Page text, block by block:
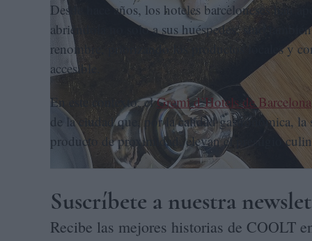
Desde hace años, los hoteles barceloneses han
abriéndola no solo a sus huéspedes, sino
renombre, priorizando los productos locales y
accesible.
En este contexto, elGremi d’Hotels de Barcelona
de la ciudad que, por la calidad gastronómica,
producto de proximidad, elevan el prestigio
Suscríbete a nuestra
Recibe las mejores historias de COOLT